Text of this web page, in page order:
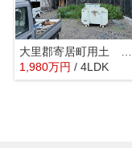
1,980万円 / 4LDK